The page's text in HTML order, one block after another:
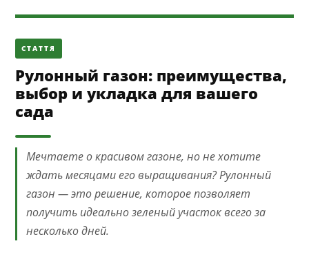
СТАТТЯ
Рулонный газон: преимущества,
выбор и укладка для вашего
сада
Мечтаете о красивом газоне, но не хотите
ждать месяцами его выращивания? Рулонный
газон — это решение, которое позволяет
получить идеально зеленый участок всего за
несколько дней.